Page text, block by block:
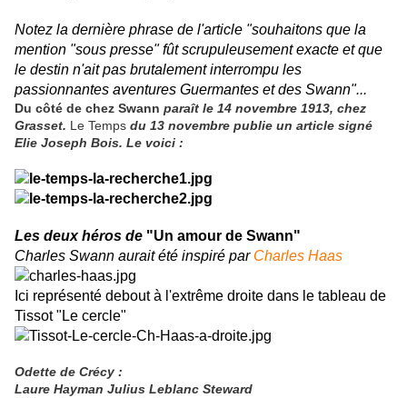
Notez la dernière phrase de l'article "souhaitons que la
mention "sous presse" fût scrupuleusement exacte et que
le destin n'ait pas brutalement interrompu les
passionnantes aventures Guermantes et des Swann"...
Du côté de chez Swann paraît le 14 novembre 1913, chez
Grasset. Le Temps du 13 novembre publie un article signé
Elie Joseph Bois. Le voici :
Les deux héros de "Un amour de Swann"
Charles Swann aurait été inspiré par Charles Haas
Ici représenté debout à l'extrême droite dans le tableau de
Tissot "Le cercle"
Odette de Crécy :
Laure Hayman Julius Leblanc Steward